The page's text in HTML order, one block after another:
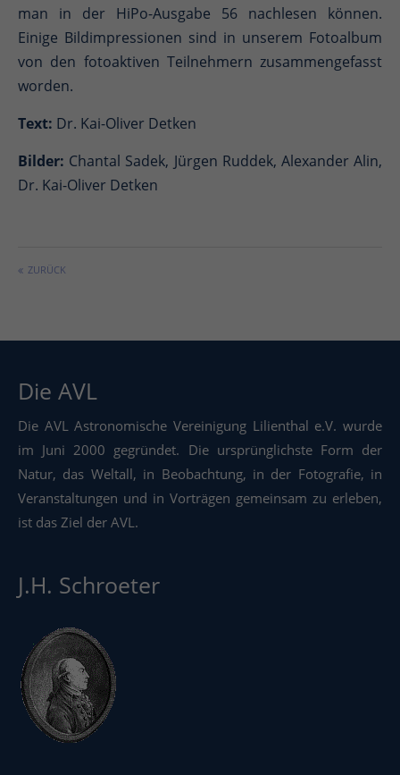
man in der HiPo-Ausgabe 56 nachlesen können.
Einige Bildimpressionen sind in unserem Fotoalbum
von den fotoaktiven Teilnehmern zusammengefasst
worden.
Text: Dr. Kai-Oliver Detken
Bilder: Chantal Sadek, Jürgen Ruddek, Alexander Alin,
Dr. Kai-Oliver Detken
ZURÜCK
Die AVL
Die AVL Astronomische Vereinigung Lilienthal e.V. wurde
im Juni 2000 gegründet. Die ursprünglichste Form der
Natur, das Weltall, in Beobachtung, in der Fotografie, in
Veranstaltungen und in Vorträgen gemeinsam zu erleben,
ist das Ziel der AVL.
J.H. Schroeter